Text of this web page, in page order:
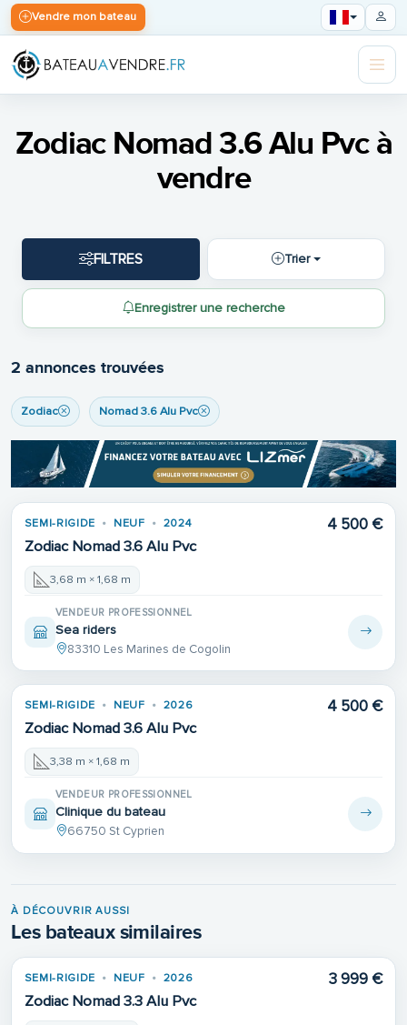
Vendre mon bateau
Zodiac Nomad 3.6 Alu Pvc à
vendre
FILTRES Trier
Enregistrer une recherche
2 annonces trouvées
Zodiac Nomad 3.6 Alu Pvc
SEMI-RIGIDE NEUF 2024
Zodiac Nomad 3.6 Alu Pvc
4 500 €
3,68 m × 1,68 m
VENDEUR PROFESSIONNEL
Sea riders
83310 Les Marines de Cogolin
SEMI-RIGIDE NEUF 2026
Zodiac Nomad 3.6 Alu Pvc
4 500 €
3,38 m × 1,68 m
VENDEUR PROFESSIONNEL
Clinique du bateau
66750 St Cyprien
À DÉCOUVRIR AUSSI
Les bateaux similaires
SEMI-RIGIDE NEUF 2026
Zodiac Nomad 3.3 Alu Pvc
3 999 €